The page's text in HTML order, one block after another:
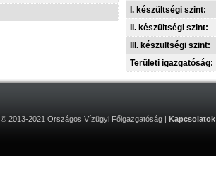
I. készültségi szint:
II. készültségi szint:
III. készültségi szint:
Területi igazgatóság:
© 2013-2021 Országos Vízügyi Főigazgatóság | Kapcsolatok